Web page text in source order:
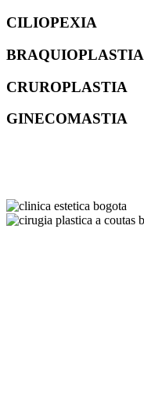
CILIOPEXIA
BRAQUIOPLASTIA
CRUROPLASTIA
GINECOMASTIA